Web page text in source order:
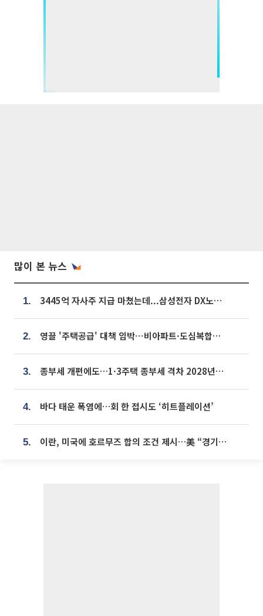
많이 본 뉴스
1. 3445억 자사주 지급 마쳤는데...삼성전자 DX노조, 뒤늦은 '떼쓰기 집회'
2. 영끌 '주택공급' 대책 임박⋯비아파트·도심복합까지 총동원
3. 종부세 개편에도…1·3주택 종부세 격차 2028년부터 확대
4. 바다 태운 폭염에…회 한 접시도 ‘히트플레이션’
5. 이란, 미국에 호르무즈 합의 조건 제시…美 “경기 아직 안 끝나” [종합]